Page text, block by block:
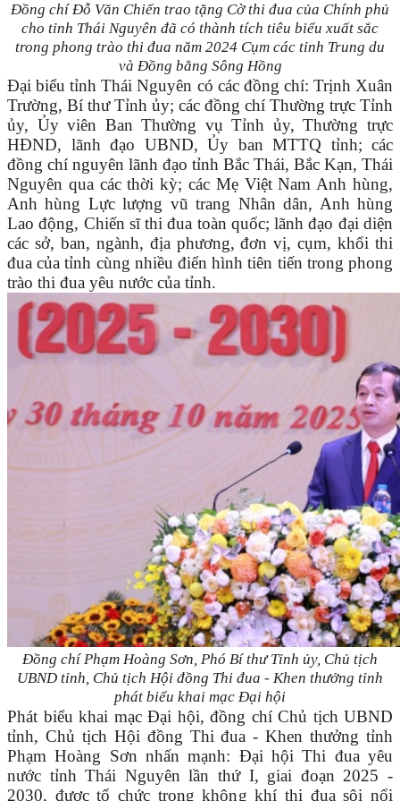
Đồng chí Đỗ Văn Chiến trao tặng Cờ thi đua của Chính phủ
cho tỉnh Thái Nguyên đã có thành tích tiêu biểu xuất sắc
trong phong trào thi đua năm 2024 Cụm các tỉnh Trung du
và Đồng bằng Sông Hồng
Đại biểu tỉnh Thái Nguyên có các đồng chí: Trịnh Xuân
Trường, Bí thư Tỉnh ủy; các đồng chí Thường trực Tỉnh
ủy, Ủy viên Ban Thường vụ Tỉnh ủy, Thường trực
HĐND, lãnh đạo UBND, Ủy ban MTTQ tỉnh; các
đồng chí nguyên lãnh đạo tỉnh Bắc Thái, Bắc Kạn, Thái
Nguyên qua các thời kỳ; các Mẹ Việt Nam Anh hùng,
Anh hùng Lực lượng vũ trang Nhân dân, Anh hùng
Lao động, Chiến sĩ thi đua toàn quốc; lãnh đạo đại diện
các sở, ban, ngành, địa phương, đơn vị, cụm, khối thi
đua của tỉnh cùng nhiều điển hình tiên tiến trong phong
trào thi đua yêu nước của tỉnh.
Đồng chí Phạm Hoàng Sơn, Phó Bí thư Tỉnh ủy, Chủ tịch
UBND tỉnh, Chủ tịch Hội đồng Thi đua - Khen thưởng tỉnh
phát biểu khai mạc Đại hội
Phát biểu khai mạc Đại hội, đồng chí Chủ tịch UBND
tỉnh, Chủ tịch Hội đồng Thi đua - Khen thưởng tỉnh
Phạm Hoàng Sơn nhấn mạnh: Đại hội Thi đua yêu
nước tỉnh Thái Nguyên lần thứ I, giai đoạn 2025 -
2030, được tổ chức trong không khí thi đua sôi nổi